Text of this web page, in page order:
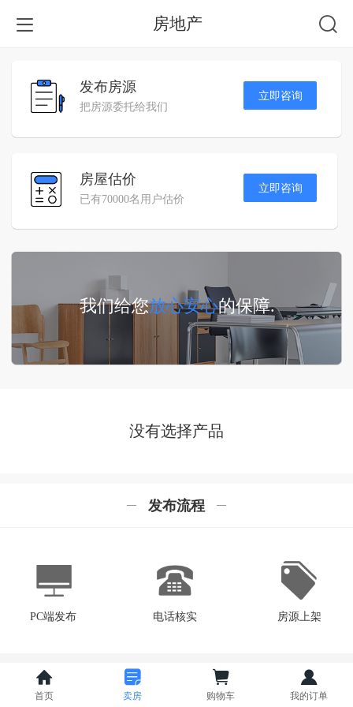
房地产
发布房源
把房源委托给我们
立即咨询
房屋估价
已有70000名用户估价
立即咨询
我们给您放心安心的保障.
没有选择产品
发布流程
PC端发布 电话核实 房源上架
©
2019 版权所有
电脑版 |
乔拓云建站提供技术支持
首页 卖房 购物车 我的订单